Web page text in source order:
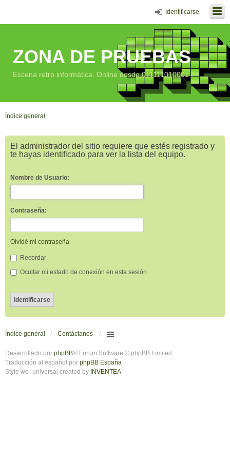
Identificarse
ZONA DE PRUEBAS
Escena retro informática. Online desde 011111010001
Índice general
El administrador del sitio requiere que estés registrado y
te hayas identificado para ver la lista del equipo.
Nombre de Usuario:
Contraseña:
Olvidé mi contraseña
Recordar
Ocultar mi estado de conexión en esta sesión
Índice general Contáctanos
Desarrollado por phpBB® Forum Software © phpBB Limited
Traducción al español por phpBB España
Style we_universal created by INVENTEA